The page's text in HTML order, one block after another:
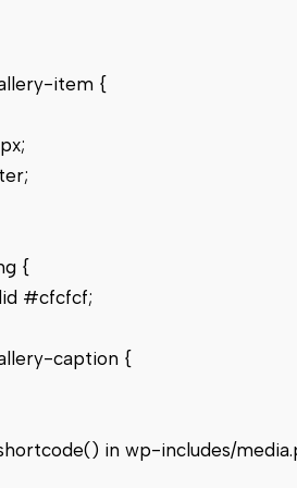
item {
{
#cfcfcf;
caption {
in wp-includes/